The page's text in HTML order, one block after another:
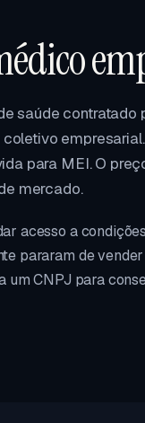
saúde
para MEI. O
mercado.
acesso a
pararam de
um CNPJ para